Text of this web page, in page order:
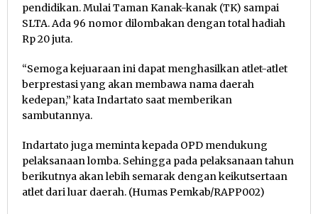
pendidikan. Mulai Taman Kanak-kanak (TK) sampai
SLTA. Ada 96 nomor dilombakan dengan total hadiah
Rp 20 juta.
“Semoga kejuaraan ini dapat menghasilkan atlet-atlet
berprestasi yang akan membawa nama daerah
kedepan,” kata Indartato saat memberikan
sambutannya.
Indartato juga meminta kepada OPD mendukung
pelaksanaan lomba. Sehingga pada pelaksanaan tahun
berikutnya akan lebih semarak dengan keikutsertaan
atlet dari luar daerah. (Humas Pemkab/RAPP002)